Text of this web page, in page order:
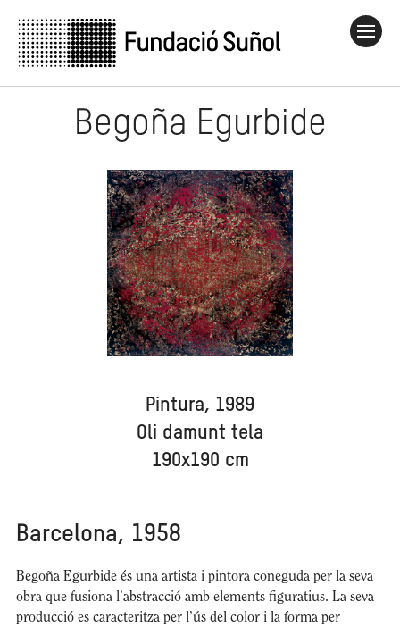
Begoña Egurbide
Pintura, 1989
Oli damunt tela
190x190 cm
Barcelona, 1958
Begoña Egurbide és una artista i pintora coneguda per la seva
obra que fusiona l’abstracció amb elements figuratius. La seva
producció es caracteritza per l’ús del color i la forma per